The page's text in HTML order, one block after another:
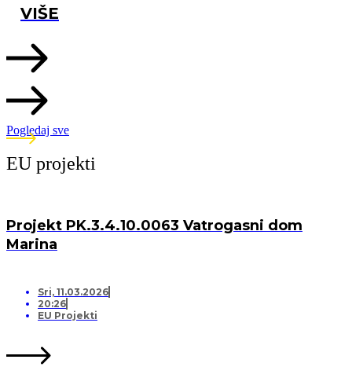
VIŠE
Pogledaj sve
EU projekti
Projekt PK.3.4.10.0063 Vatrogasni dom
Marina
Sri, 11.03.2026
20:26
EU Projekti